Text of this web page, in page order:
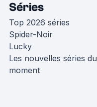
Séries
Top 2026 séries
Spider-Noir
Lucky
Les nouvelles séries du
moment